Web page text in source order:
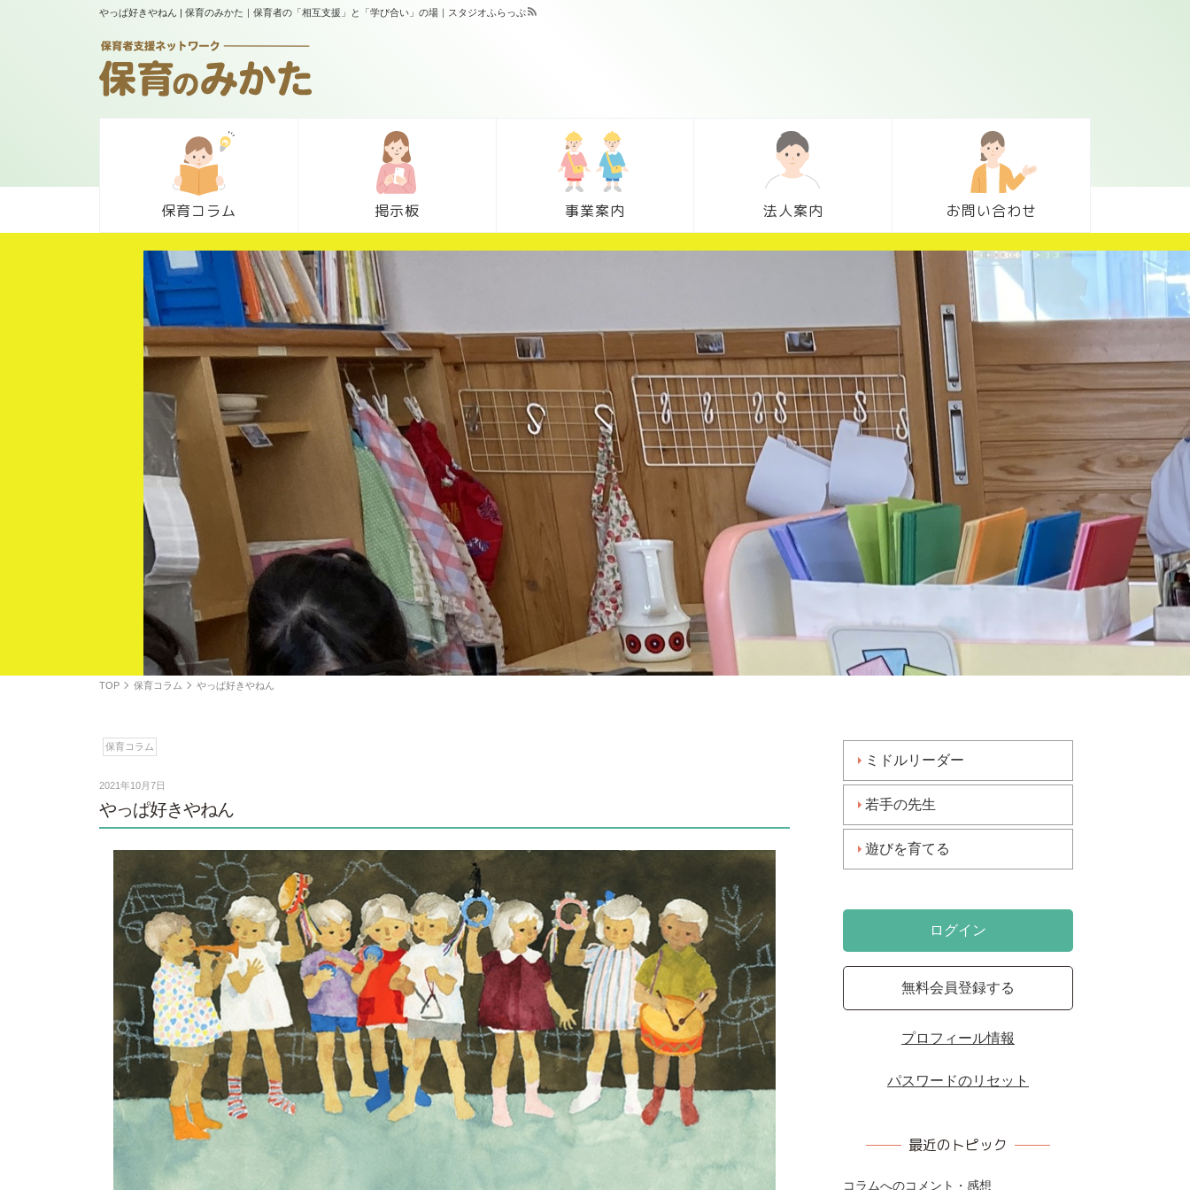
やっぱ好きやねん | 保育のみかた｜保育者の「相互支援」と「学び合い」の場｜スタジオふらっぷ
保育コラム 掲示板 事業案内 法人案内 お問い合わせ
TOP 保育コラム やっぱ好きやねん
保育コラム
2021年10月7日
やっぱ好きやねん
ミドルリーダー
若手の先生
遊びを育てる
ログイン
無料会員登録する
プロフィール情報
パスワードのリセット
最近のトピック
コラムへのコメント・感想